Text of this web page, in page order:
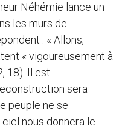
Néhémie lance un
les murs de
: « Allons,
« vigoureusement à
18). Il est
sera
peuple ne se
nous donnera le